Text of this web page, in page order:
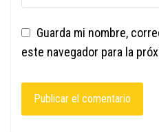
Guarda mi nombre,
este navegador para la